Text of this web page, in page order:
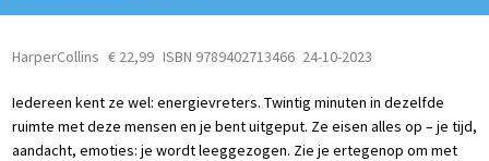
HarperCollins € 22,99 ISBN 9789402713466 24-10-2023
Iedereen kent ze wel: energievreters. Twintig minuten in dezelfde
ruimte met deze mensen en je bent uitgeput. Ze eisen alles op – je tijd,
aandacht, emoties: je wordt leeggezogen. Zie je ertegenop om met